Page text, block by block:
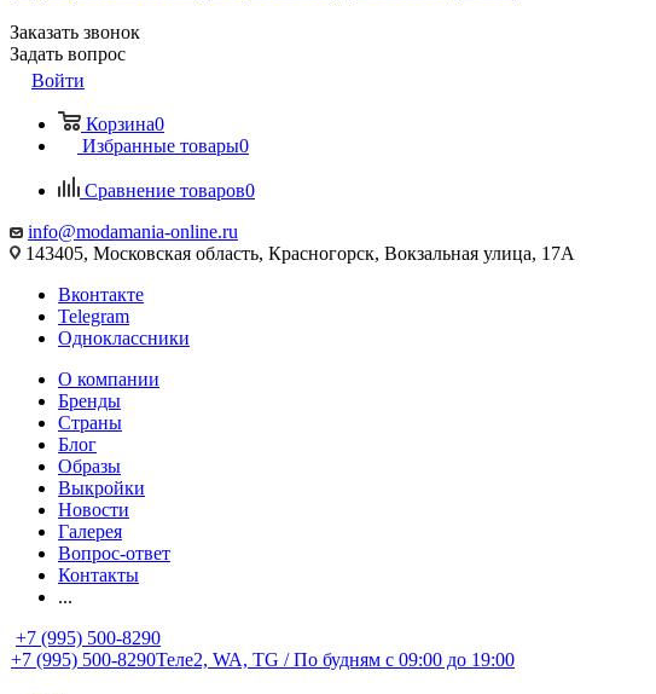
Заказать звонок
Задать вопрос
Войти
Корзина0
Избранные товары0
Сравнение товаров0
info@modamania-online.ru
143405, Московская область, Красногорск, Вокзальная улица, 17А
Вконтакте
Telegram
Одноклассники
О компании
Бренды
Страны
Блог
Образы
Выкройки
Новости
Галерея
Вопрос-ответ
Контакты
...
+7 (995) 500-8290
+7 (995) 500-8290Теле2, WA, TG / По будням c 09:00 до 19:00